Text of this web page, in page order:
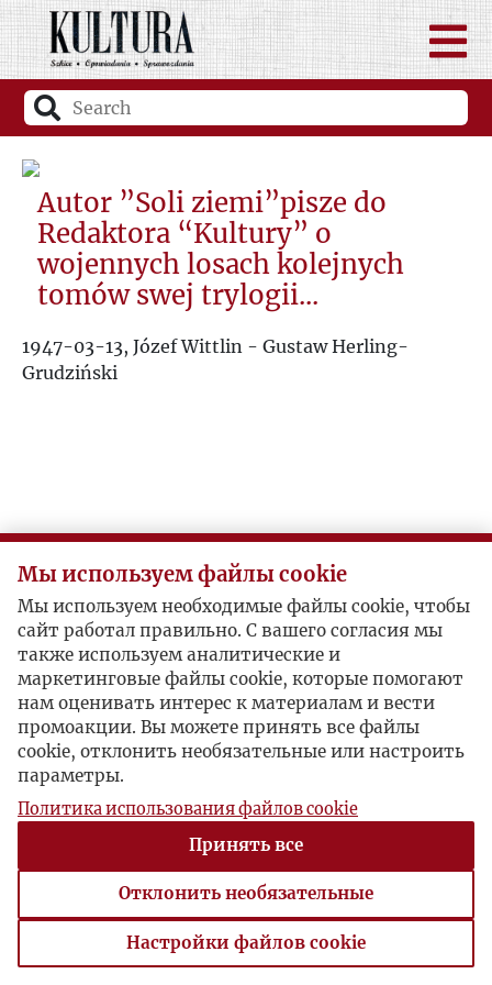
Autor ”Soli ziemi”pisze do
Redaktora “Kultury” o
wojennych losach kolejnych
tomów swej trylogii...
1947-03-13, Józef Wittlin - Gustaw Herling-
Grudziński
Мы используем файлы cookie
Мы используем необходимые файлы cookie, чтобы
сайт работал правильно. С вашего согласия мы
также используем аналитические и
маркетинговые файлы cookie, которые помогают
нам оценивать интерес к материалам и вести
промоакции. Вы можете принять все файлы
cookie, отклонить необязательные или настроить
параметры.
Политика использования файлов cookie
Принять все
Отклонить необязательные
Настройки файлов cookie
Настройки файлов cookie